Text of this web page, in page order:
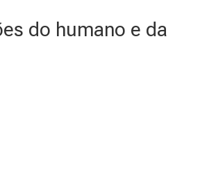
do humano e da